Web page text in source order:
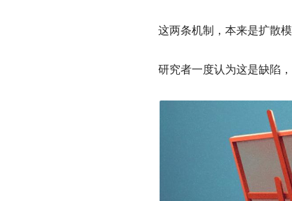
这两条机制，本来是扩散
研究者一度认为这是缺陷